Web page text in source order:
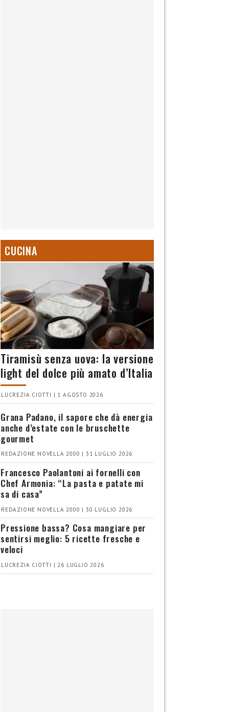
CUCINA
Tiramisù senza uova: la versione
light del dolce più amato d’Italia
LUCREZIA CIOTTI | 1 AGOSTO 2026
Grana Padano, il sapore che dà energia
anche d’estate con le bruschette
gourmet
REDAZIONE NOVELLA 2000 | 31 LUGLIO 2026
Francesco Paolantoni ai fornelli con
Chef Armonia: “La pasta e patate mi
sa di casa”
REDAZIONE NOVELLA 2000 | 30 LUGLIO 2026
Pressione bassa? Cosa mangiare per
sentirsi meglio: 5 ricette fresche e
veloci
LUCREZIA CIOTTI | 26 LUGLIO 2026